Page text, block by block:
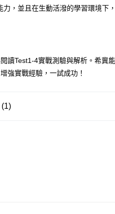
含以上)免運費
含以上)免運費
力，並且在生動活潑的學習環境下
讀Test1-4實戰測驗與解析。希冀
強實戰經驗，一試成功！